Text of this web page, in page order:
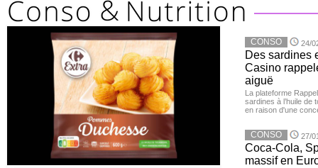
CONSO 24/
Des sardines
Casino
aiguë
La plateforme
sardines à l’huile de
en raison d'une
CONSO 27/
Coca-Cola,
massif en